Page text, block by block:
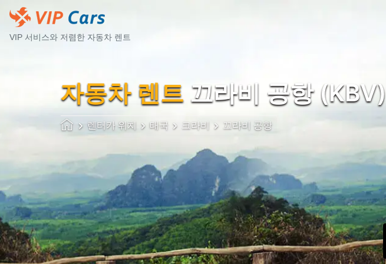
VIP 서비스와 저렴한 자동차 렌트
자동차 렌트 끄라비 공항 (KBV)
렌터카 위치 태국 크라비 끄라비 공항